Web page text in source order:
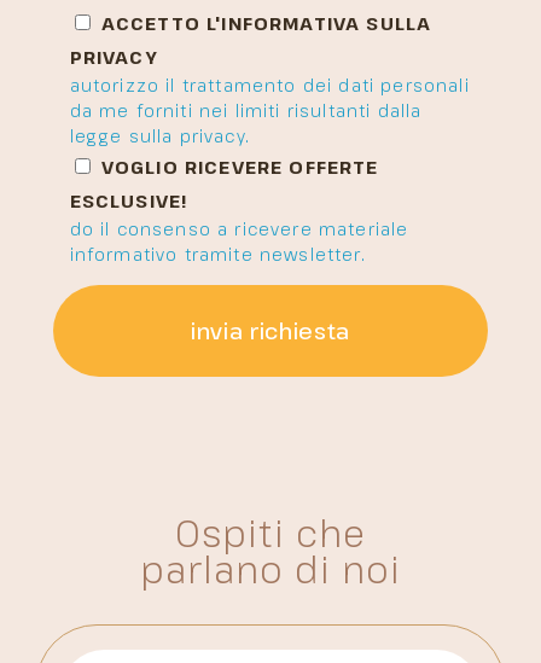
ACCETTO L'INFORMATIVA SULLA
PRIVACY
autorizzo il trattamento dei dati personali
da me forniti nei limiti risultanti dalla
legge sulla privacy.
VOGLIO RICEVERE OFFERTE
ESCLUSIVE!
do il consenso a ricevere materiale
informativo tramite newsletter.
invia richiesta
Ospiti che
parlano di noi